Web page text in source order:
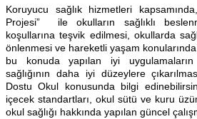
Koruyucu sağlık hizmetleri
Projesi” ile okulların sağlıklı
koşullarına teşvik edilmesi, okullarda
önlenmesi ve hareketli yaşam konularında
bu konuda yapılan iyi
sağlığının daha iyi düzeylere
Dostu Okul konusunda bilgi
içecek standartları, okul sütü ve kuru
okul sağlığı hakkında yapılan güncel